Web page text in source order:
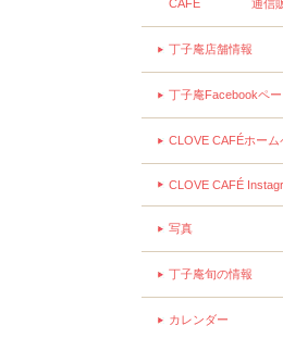
CAFÉ 通信販
丁子庵店舗情報
丁子庵Facebookペー
CLOVE CAFÉホーム
CLOVE CAFÉ
写真
丁子庵旬の情報
カレンダー